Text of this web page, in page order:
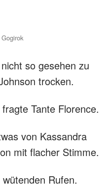
so gesehen zu
trocken.
Tante Florence.
von Kassandra
mit flacher Stimme.
Rufen.